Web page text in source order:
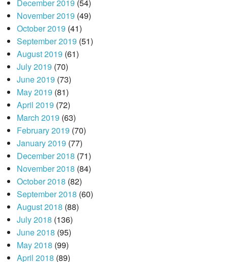
December 2019 (54)
November 2019 (49)
October 2019 (41)
September 2019 (51)
August 2019 (61)
July 2019 (70)
June 2019 (73)
May 2019 (81)
April 2019 (72)
March 2019 (63)
February 2019 (70)
January 2019 (77)
December 2018 (71)
November 2018 (84)
October 2018 (82)
September 2018 (60)
August 2018 (88)
July 2018 (136)
June 2018 (95)
May 2018 (99)
April 2018 (89)